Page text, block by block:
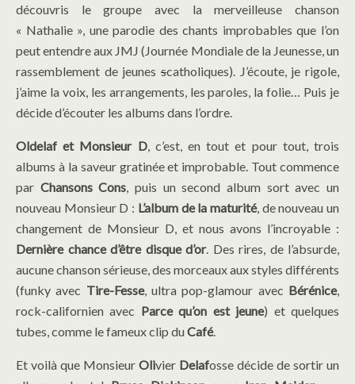
découvris le groupe avec la merveilleuse chanson
« Nathalie », une parodie des chants improbables que l’on
peut entendre aux JMJ (Journée Mondiale de la Jeunesse, un
rassemblement de jeunes scatholiques). J’écoute, je rigole,
j’aime la voix, les arrangements, les paroles, la folie… Puis je
décide d’écouter les albums dans l’ordre.
Oldelaf et Monsieur D, c’est, en tout et pour tout, trois
albums à la saveur gratinée et improbable. Tout commence
par Chansons Cons, puis un second album sort avec un
nouveau Monsieur D : L’album de la maturité, de nouveau un
changement de Monsieur D, et nous avons l’incroyable :
Dernière chance d’être disque d’or. Des rires, de l’absurde,
aucune chanson sérieuse, des morceaux aux styles différents
(funky avec Tire-Fesse, ultra pop-glamour avec Bérénice,
rock-californien avec Parce qu’on est jeune) et quelques
tubes, comme le fameux clip duCafé.
Et voilà que Monsieur Olivier Delafosse décide de sortir un